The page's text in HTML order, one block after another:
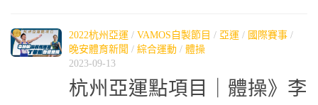
2022杭州亞運 / VAMOS自製節目 / 亞運 / 國際賽事 /
晚安體育新聞 / 綜合運動 / 體操
2023-09-13
杭州亞運點項目｜體操》李